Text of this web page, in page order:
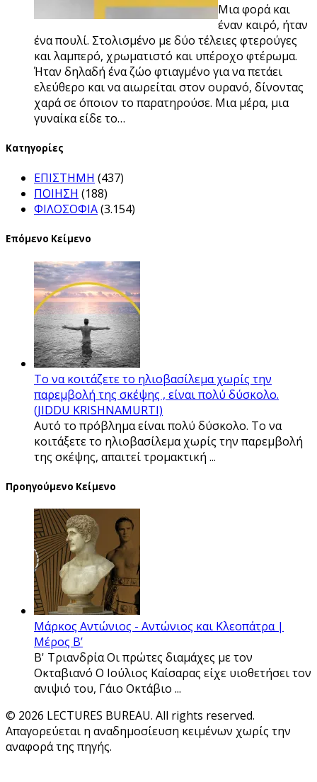
Μια φορά και
έναν καιρό, ήταν
ένα πουλί. Στολισμένο με δύο τέλειες φτερούγες
και λαμπερό, χρωματιστό και υπέροχο φτέρωμα.
Ήταν δηλαδή ένα ζώο φτιαγμένο για να πετάει
ελεύθερο και να αιωρείται στον ουρανό, δίνοντας
χαρά σε όποιον το παρατηρούσε. Μια μέρα, μια
γυναίκα είδε το…
Kατηγορίες
ΕΠΙΣΤΗΜΗ (437)
ΠΟΙΗΣΗ (188)
ΦΙΛΟΣΟΦΙΑ(3.154)
Επόμενο Κείμενο
Το να κοιτάζετε το ηλιοβασίλεμα χωρίς την
παρεμβολή της σκέψης , είναι πολύ δύσκολο.
(JIDDU KRISHNAMURTI)
Αυτό το πρόβλημα είναι πολύ δύσκολο. Το να
κοιτάξετε το ηλιοβασίλεμα χωρίς την παρεμβολή
της σκέψης, απαιτεί τρομακτική ...
Προηγούμενο Κείμενο
Μάρκος Αντώνιος - Αντώνιος και Κλεοπάτρα |
Μέρος Β’
Β' Τριανδρία Οι πρώτες διαμάχες με τον
Οκταβιανό Ο Ιούλιος Καίσαρας είχε υιοθετήσει τον
ανιψιό του, Γάιο Οκτάβιο ...
© 2026 LECTURES BUREAU. All rights reserved.
Απαγορεύεται η αναδημοσίευση κειμένων χωρίς την
αναφορά της πηγής.